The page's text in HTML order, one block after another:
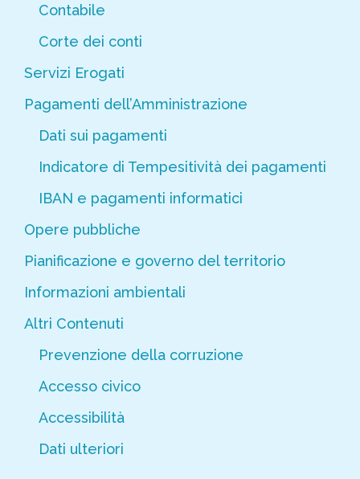
Contabile
Corte dei conti
Servizi Erogati
Pagamenti dell’Amministrazione
Dati sui pagamenti
Indicatore di Tempesitività dei pagamenti
IBAN e pagamenti informatici
Opere pubbliche
Pianificazione e governo del territorio
Informazioni ambientali
Altri Contenuti
Prevenzione della corruzione
Accesso civico
Accessibilità
Dati ulteriori